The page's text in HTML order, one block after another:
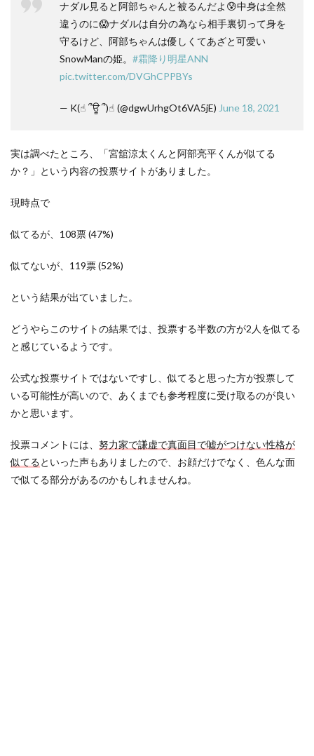
ナダル見ると阿部ちゃんと被るんだよ😰中身は全然
違うのに😱ナダルは自分の為なら相手裏切って身を
守るけど、阿部ちゃんは優しくてあざと可愛い
SnowManの姫。 #霜降り明星ANN
pic.twitter.com/DVGhCPPBYs
— K(☝︎ ՞ਊ ՞)☝︎ (@dgwUrhgOt6VA5jE) June 18, 2021
実は調べたところ、「宮舘涼太くんと阿部亮平くんが似てる
か？」という内容の投票サイトがありました。
現時点で
似てるが、108票 (47%)
似てないが、119票 (52%)
という結果が出ていました。
どうやらこのサイトの結果では、投票する半数の方が2人を似てる
と感じているようです。
公式な投票サイトではないですし、似てると思った方が投票して
いる可能性が高いので、あくまでも参考程度に受け取るのが良い
かと思います。
投票コメントには、 努力家で謙虚で真面目で嘘がつけない性格が
似てるといった声もありましたので、お顔だけでなく、色んな面
で似てる部分があるのかもしれませんね。